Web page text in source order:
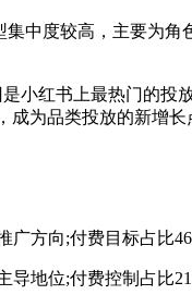
度较高，主要为角
红书上最热门的投
成为品类投放的新增长
向;付费目标占比
位;付费控制占比